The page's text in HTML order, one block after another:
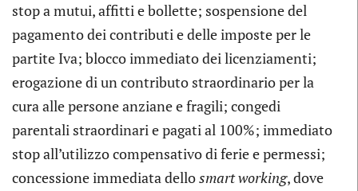
stop a mutui, affitti e bollette; sospensione del
pagamento dei contributi e delle imposte per le
partite Iva; blocco immediato dei licenziamenti;
erogazione di un contributo straordinario per la
cura alle persone anziane e fragili; congedi
parentali straordinari e pagati al 100%; immediato
stop all’utilizzo compensativo di ferie e permessi;
concessione immediata dellosmart working, dove